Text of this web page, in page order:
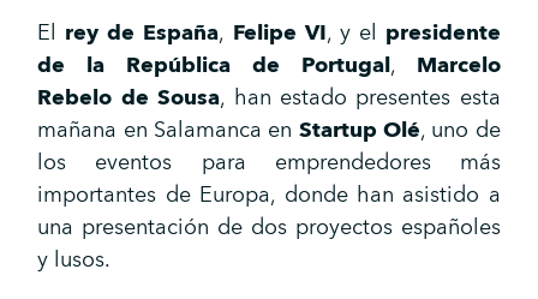
El rey de España, Felipe VI, y el presidente
de la República de Portugal, Marcelo
Rebelo de Sousa, han estado presentes esta
mañana en Salamanca en Startup Olé, uno de
los eventos para emprendedores más
importantes de Europa, donde han asistido a
una presentación de dos proyectos españoles
y lusos.